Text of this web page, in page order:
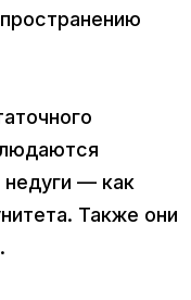
недуги — как
Также они